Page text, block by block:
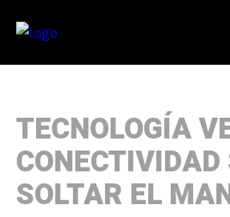
TECNOLOGÍA
SOLTAR EL